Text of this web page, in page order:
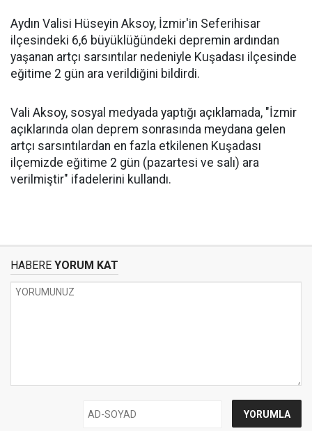
Aydın Valisi Hüseyin Aksoy, İzmir'in Seferihisar
ilçesindeki 6,6 büyüklüğündeki depremin ardından
yaşanan artçı sarsıntılar nedeniyle Kuşadası ilçesinde
eğitime 2 gün ara verildiğini bildirdi.
Vali Aksoy, sosyal medyada yaptığı açıklamada, "İzmir
açıklarında olan deprem sonrasında meydana gelen
artçı sarsıntılardan en fazla etkilenen Kuşadası
ilçemizde eğitime 2 gün (pazartesi ve salı) ara
verilmiştir" ifadelerini kullandı.
HABERE YORUM KAT